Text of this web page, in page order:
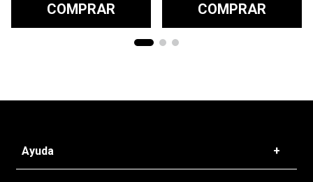
COMPRAR COMPRAR
Ayuda +